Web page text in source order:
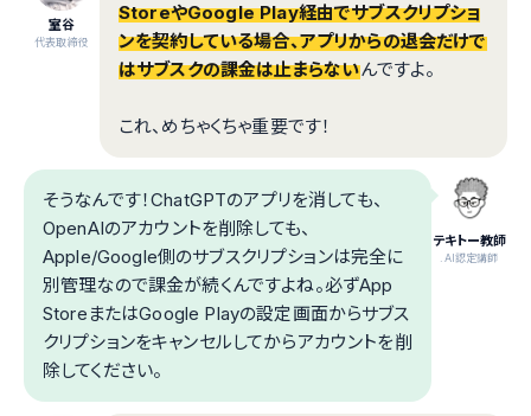
室谷
代表取締役
StoreやGoogle Play経由でサブスクリプショ
ンを契約している場合、アプリからの退会だけで
はサブスクの課金は止まらないんですよ。
これ、めちゃくちゃ重要です！
テキトー教師
.AI認定講師
そうなんです！ChatGPTのアプリを消しても、
OpenAIのアカウントを削除しても、
Apple/Google側のサブスクリプションは完全に
別管理なので課金が続くんですよね。必ずApp
StoreまたはGoogle Playの設定画面からサブス
クリプションをキャンセルしてからアカウントを削
除してください。